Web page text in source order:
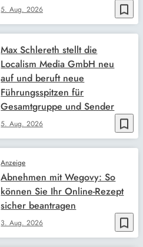
bookmark_border
5. Aug. 2026
bookmark_border
5. Aug. 2026
Max Schlereth stellt die
Localism Media GmbH neu
auf und beruft neue
Führungsspitzen für
Gesamtgruppe und Sender
bookmark_border
Anzeige
3. Aug. 2026
Abnehmen mit Wegovy: So
können Sie Ihr Online-Rezept
sicher beantragen